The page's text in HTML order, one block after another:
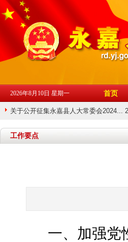
2026年8月10日 星期一 首页
关于公开征集永嘉县人大常委会2024...
工作要点
一、加强党